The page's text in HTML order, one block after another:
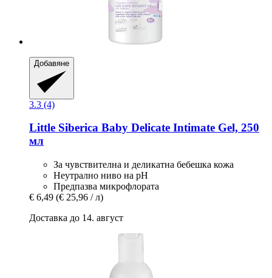
Добавяне
3.3 (4)
Little Siberica Baby Delicate Intimate Gel, 250
мл
За чувствителна и деликатна бебешка кожа
Неутрално ниво на pH
Предпазва микрофлората
€ 6,49 (€ 25,96 / л)
Доставка до 14. август